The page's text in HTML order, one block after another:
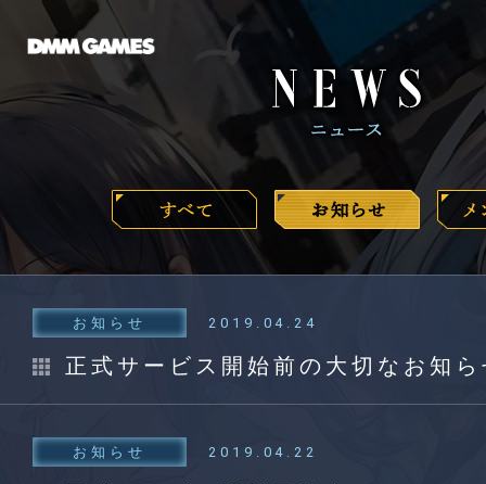
お知らせ 2019.04.24
正式サービス開始前の大切なお知
お知らせ 2019.04.22